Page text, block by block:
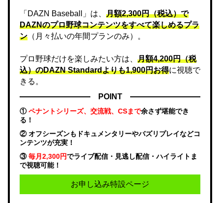
「DAZN Baseball」は、 月額2,300円（税込）で
DAZNのプロ野球コンテンツをすべて楽しめるプラ
ン （月々払いの年間プランのみ）。
プロ野球だけを楽しみたい方は、 月額4,200円（税
込）のDAZN Standard​よりも1,900円お得に視聴で
きる。
POINT
①ペナントシリーズ、交流戦、CSまで余さず堪能でき
る！
② オフシーズンもドキュメンタリーやバズリプレイなどコ
ンテンツが充実！
③毎月2,300円でライブ配信・見逃し配信・ハイライトま
で視聴可能！
お申し込み特設ページ